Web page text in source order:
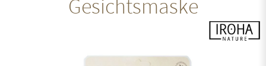
Gesichtsmaske